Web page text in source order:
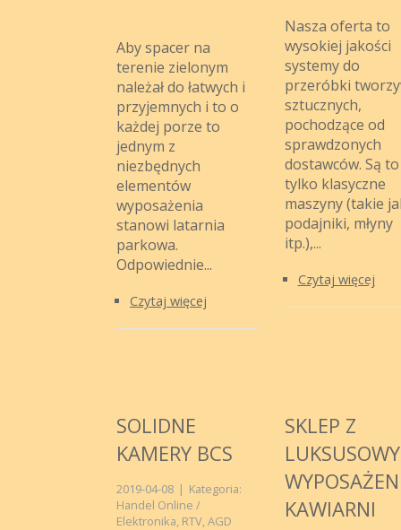
Aby spacer na
terenie zielonym
należał do łatwych i
przyjemnych i to o
każdej porze to
jednym z
niezbędnych
elementów
wyposażenia
stanowi latarnia
parkowa.
Odpowiednie...
Czytaj więcej
Nasza oferta to
wysokiej jakości
systemy do
przeróbki
sztucznych,
pochodzące od
sprawdzonych
dostawców. Są
tylko klasyczne
maszyny (takie
podajniki, młyny
itp.),...
Czytaj więcej
SOLIDNE
KAMERY BCS
2019-04-08 | Kategoria:
Handel Online /
Elektronika, RTV, AGD
SKLEP Z
KAWIARNI